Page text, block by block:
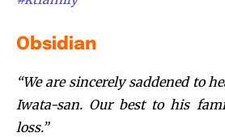
Obsidian
“We are sincerely saddened to
Iwata-san. Our best to his
loss.”